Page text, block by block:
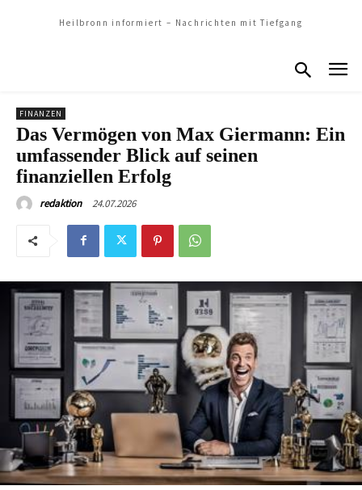
Heilbronn informiert – Nachrichten mit Tiefgang
FINANZEN
Das Vermögen von Max Giermann: Ein
umfassender Blick auf seinen
finanziellen Erfolg
redaktion 24.07.2026